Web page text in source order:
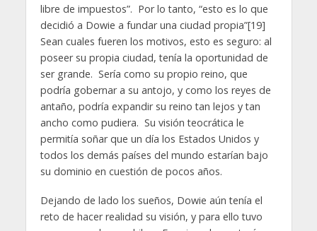
libre de impuestos”. Por lo tanto, “esto es lo que
decidió a Dowie a fundar una ciudad propia”[19]
Sean cuales fueren los motivos, esto es seguro: al
poseer su propia ciudad, tenía la oportunidad de
ser grande. Sería como su propio reino, que
podría gobernar a su antojo, y como los reyes de
antaño, podría expandir su reino tan lejos y tan
ancho como pudiera. Su visión teocrática le
permitía soñar que un día los Estados Unidos y
todos los demás países del mundo estarían bajo
su dominio en cuestión de pocos años.
Dejando de lado los sueños, Dowie aún tenía el
reto de hacer realidad su visión, y para ello tuvo